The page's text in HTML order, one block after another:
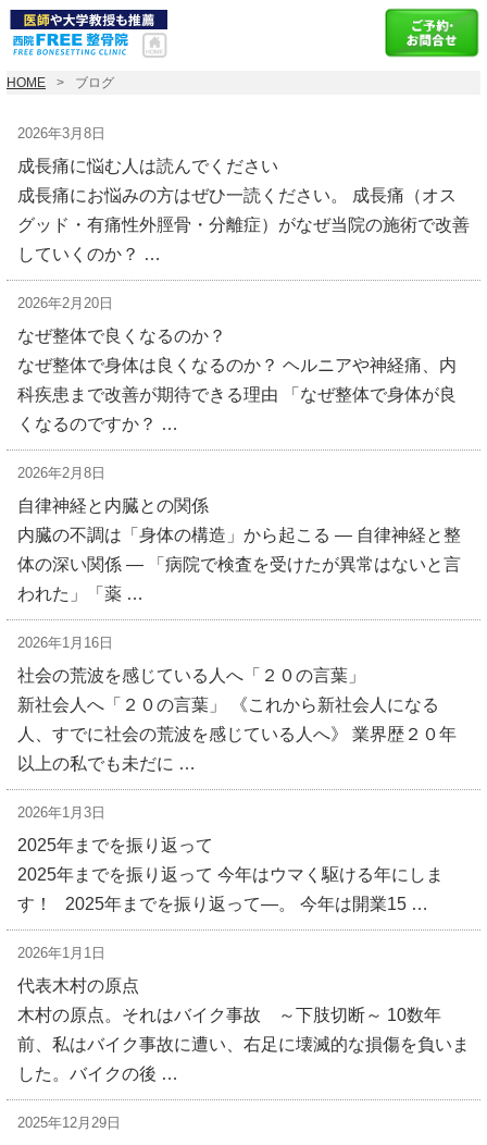
HOME ブログ
2026年3月8日
成長痛に悩む人は読んでください
成長痛にお悩みの方はぜひ一読ください。 成長痛（オス
グッド・有痛性外脛骨・分離症）がなぜ当院の施術で改善
していくのか？ …
2026年2月20日
なぜ整体で良くなるのか？
なぜ整体で身体は良くなるのか？ ヘルニアや神経痛、内
科疾患まで改善が期待できる理由 「なぜ整体で身体が良
くなるのですか？ …
2026年2月8日
自律神経と内臓との関係
内臓の不調は「身体の構造」から起こる ― 自律神経と整
体の深い関係 ― 「病院で検査を受けたが異常はないと言
われた」「薬 …
2026年1月16日
社会の荒波を感じている人へ「２０の言葉」
新社会人へ「２０の言葉」 《これから新社会人になる
人、すでに社会の荒波を感じている人へ》 業界歴２０年
以上の私でも未だに …
2026年1月3日
2025年までを振り返って
2025年までを振り返って 今年はウマく駆ける年にしま
す！ 2025年までを振り返って―。 今年は開業15 …
2026年1月1日
代表木村の原点
木村の原点。それはバイク事故 ～下肢切断～ 10数年
前、私はバイク事故に遭い、右足に壊滅的な損傷を負いま
した。バイクの後 …
2025年12月29日